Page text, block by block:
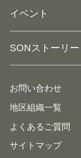
リソースページ
ユニファイドス
コーチとして参
イベント
ナショナルゲー
SONストーリー
メディア
お問い合わせ
地区組織一覧
よくあるご質問
サイトマップ